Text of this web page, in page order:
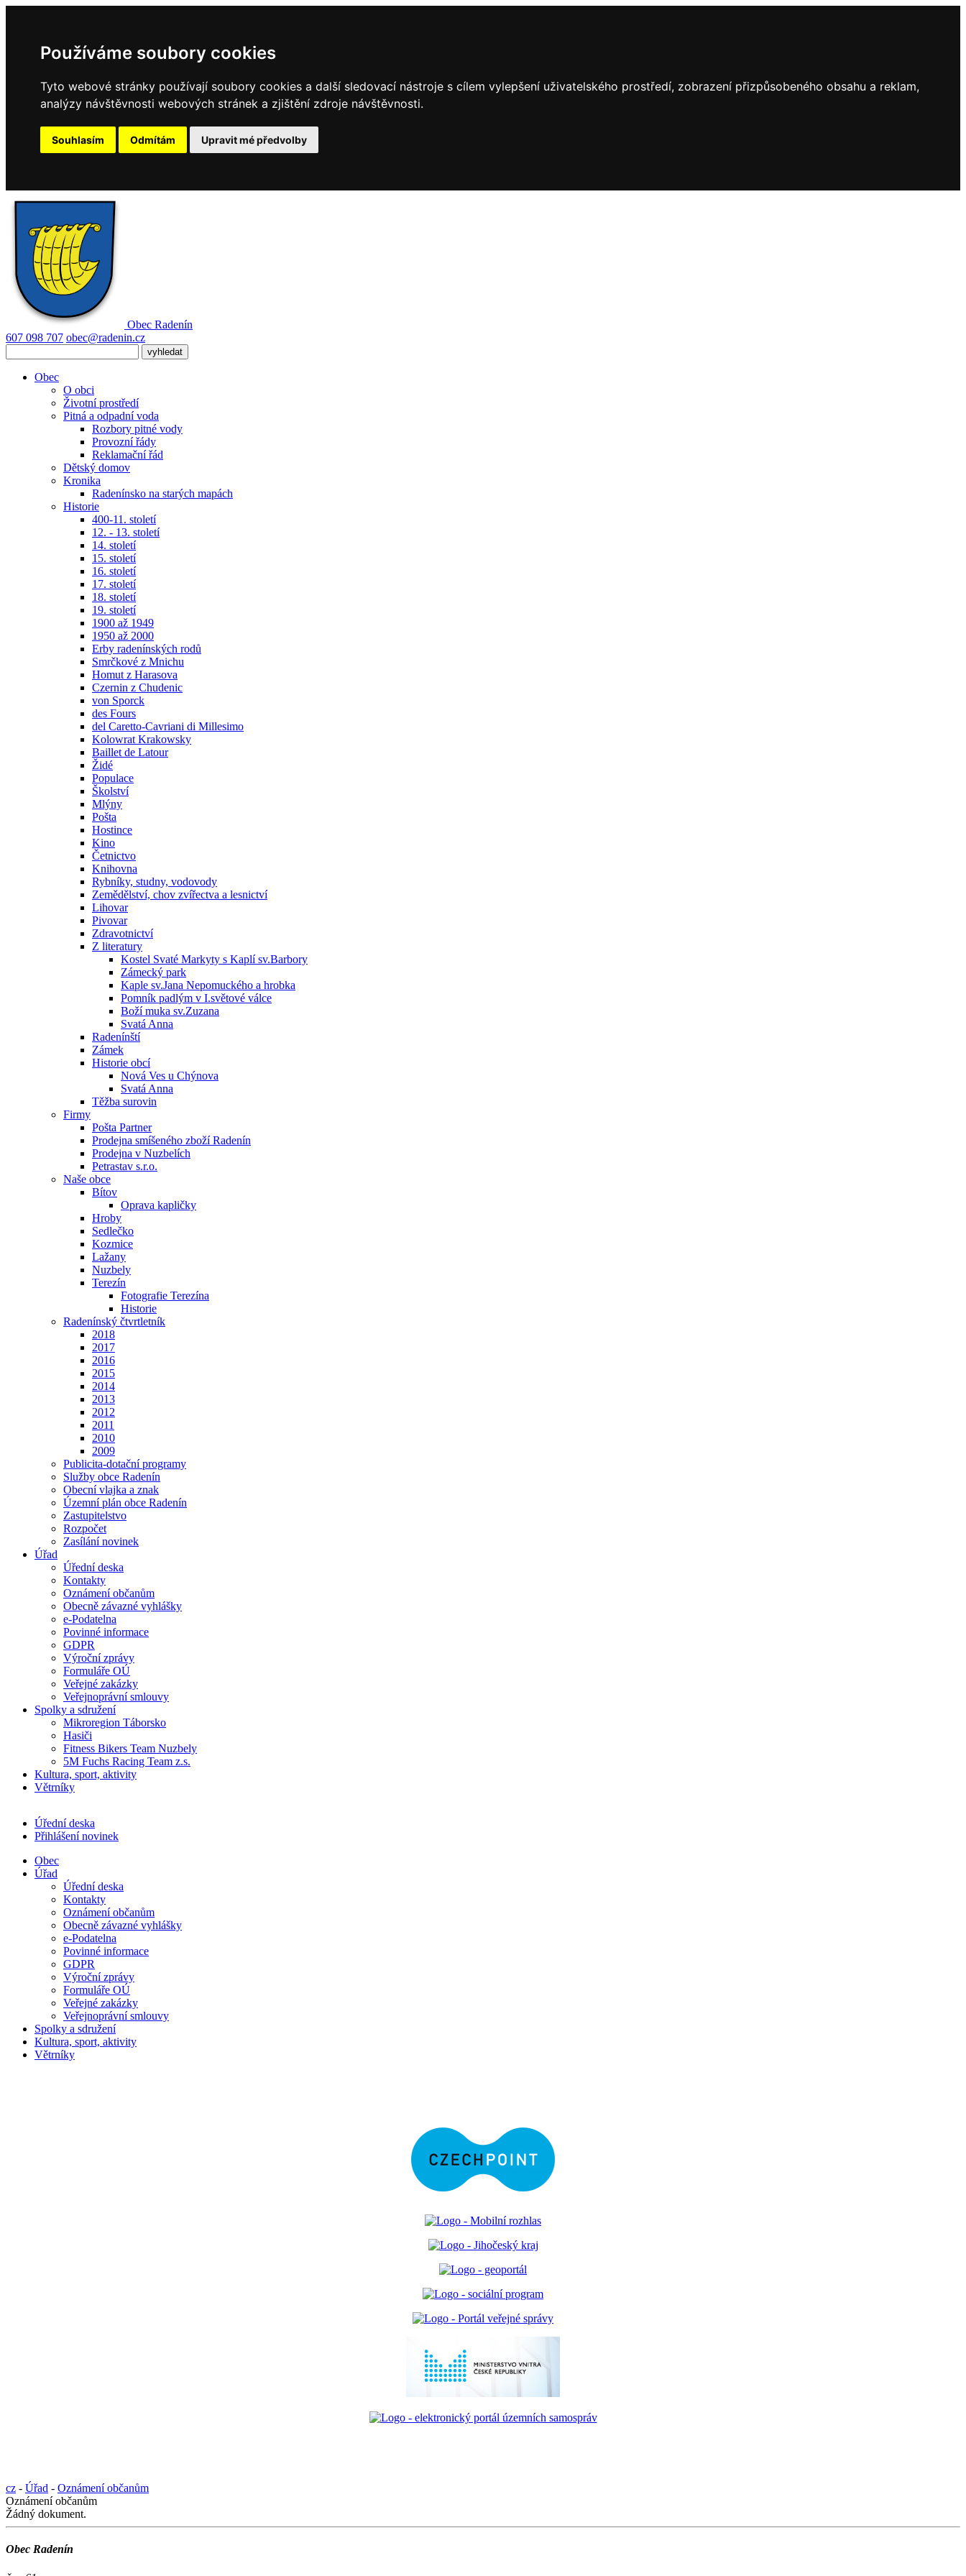
Používáme soubory cookies
Tyto webové stránky používají soubory cookies a další sledovací nástroje s cílem vylepšení uživatelského prostředí, zobrazení přizpůsobeného obsahu a reklam,
analýzy návštěvnosti webových stránek a zjištění zdroje návštěvnosti.
Souhlasím Odmítám Upravit mé předvolby
Obec Radenín
607 098 707 obec@radenin.cz
Obec
O obci
Životní prostředí
Pitná a odpadní voda
Rozbory pitné vody
Provozní řády
Reklamační řád
Dětský domov
Kronika
Radenínsko na starých mapách
Historie
400-11. století
12. - 13. století
14. století
15. století
16. století
17. století
18. století
19. století
1900 až 1949
1950 až 2000
Erby radenínských rodů
Smrčkové z Mnichu
Homut z Harasova
Czernin z Chudenic
von Sporck
des Fours
del Caretto-Cavriani di Millesimo
Kolowrat Krakowsky
Baillet de Latour
Židé
Populace
Školství
Mlýny
Pošta
Hostince
Kino
Četnictvo
Knihovna
Rybníky, studny, vodovody
Zemědělství, chov zvířectva a lesnictví
Lihovar
Pivovar
Zdravotnictví
Z literatury
Kostel Svaté Markyty s Kaplí sv.Barbory
Zámecký park
Kaple sv.Jana Nepomuckého a hrobka
Pomník padlým v I.světové válce
Boží muka sv.Zuzana
Svatá Anna
Radenínští
Zámek
Historie obcí
Nová Ves u Chýnova
Svatá Anna
Těžba surovin
Firmy
Pošta Partner
Prodejna smíšeného zboží Radenín
Prodejna v Nuzbelích
Petrastav s.r.o.
Naše obce
Bítov
Oprava kapličky
Hroby
Sedlečko
Kozmice
Lažany
Nuzbely
Terezín
Fotografie Terezína
Historie
Radenínský čtvrtletník
2018
2017
2016
2015
2014
2013
2012
2011
2010
2009
Publicita-dotační programy
Služby obce Radenín
Obecní vlajka a znak
Územní plán obce Radenín
Zastupitelstvo
Rozpočet
Zasílání novinek
Úřad
Úřední deska
Kontakty
Oznámení občanům
Obecně závazné vyhlášky
e-Podatelna
Povinné informace
GDPR
Výroční zprávy
Formuláře OÚ
Veřejné zakázky
Veřejnoprávní smlouvy
Spolky a sdružení
Mikroregion Táborsko
Hasiči
Fitness Bikers Team Nuzbely
5M Fuchs Racing Team z.s.
Kultura, sport, aktivity
Větrníky
Úřední deska
Přihlášení novinek
Obec
Úřad
Úřední deska
Kontakty
Oznámení občanům
Obecně závazné vyhlášky
e-Podatelna
Povinné informace
GDPR
Výroční zprávy
Formuláře OÚ
Veřejné zakázky
Veřejnoprávní smlouvy
Spolky a sdružení
Kultura, sport, aktivity
Větrníky
cz - Úřad - Oznámení občanům
Oznámení občanům
Žádný dokument.
Obec Radenín